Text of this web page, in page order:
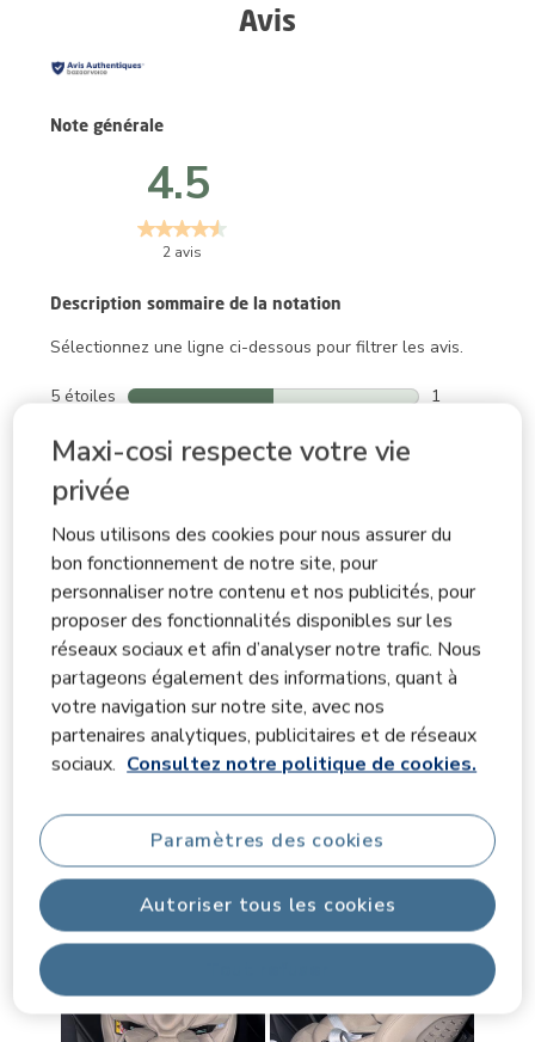
Maxi-cosi respecte votre vie
privée
Nous utilisons des cookies pour nous assurer du
bon fonctionnement de notre site, pour
personnaliser notre contenu et nos publicités, pour
proposer des fonctionnalités disponibles sur les
réseaux sociaux et afin d’analyser notre trafic. Nous
partageons également des informations, quant à
votre navigation sur notre site, avec nos
partenaires analytiques, publicitaires et de réseaux
sociaux. Consultez notre politique de cookies.
Autoriser tous les cookies
Paramètres des cookies
Avis
Description sommaire de la notation
Sélectionnez une ligne ci-dessous pour filtrer les avis.
5 étoiles étoiles
1
3 étoilesétoiles
2 étoilesétoiles
0 avis avec
Note générale
4.5
2 avis
Notes moyennes des clients
Qualité du produit
Qualité du produit, 4.5 sur 5
Facilité d'utilisation
Facilité d'utilisation, 4.0 sur 5
4.0
Confort
Images et vidéos des clients